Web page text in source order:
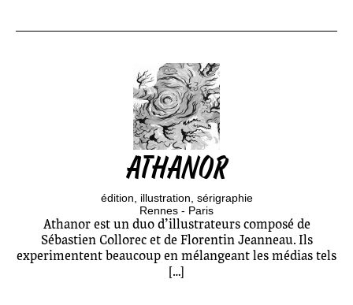
ATHANOR
édition illustration sérigraphie
Rennes - Paris
Athanor est un duo d’illustrateurs composé de
Sébastien Collorec et de Florentin Jeanneau. Ils
experimentent beaucoup en mélangeant les médias tels
[…]